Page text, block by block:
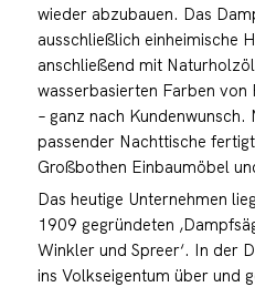
wieder abzubauen. Das
ausschließlich einheimische
anschließend mit
wasserbasierten Farben
– ganz nach Kundenwunsch.
passender Nachttische
Großbothen Einbaumöbel
Das heutige Unternehmen
1909 gegründeten
Winkler und Spreer‘. In der
ins Volkseigentum über und